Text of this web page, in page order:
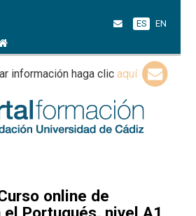
ES EN
información haga clic aquí
online de
Portugués, nivel A1